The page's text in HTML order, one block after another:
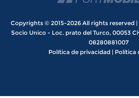
Copyrights © 2015-2026 All rights reserved
Socio Unico - Loc. prato del Turco, 00053
08280881007
Política de privacidad | Política